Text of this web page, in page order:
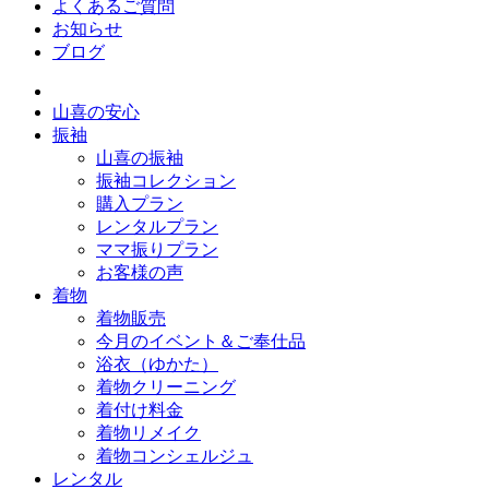
よくあるご質問
お知らせ
ブログ
山喜の安心
振袖
山喜の振袖
振袖コレクション
購入プラン
レンタルプラン
ママ振りプラン
お客様の声
着物
着物販売
今月のイベント＆ご奉仕品
浴衣（ゆかた）
着物クリーニング
着付け料金
着物リメイク
着物コンシェルジュ
レンタル